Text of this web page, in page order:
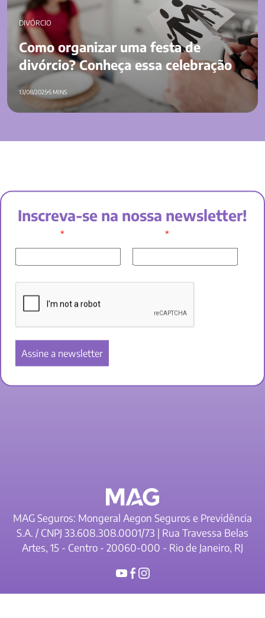
DIVÓRCIO
Como organizar uma festa de
divórcio? Conheça essa celebração
13/08/20255 MINS
Inscreva-se na nossa newsletter!
* *
MAG Seguros: Mongeral Aegon Seguros e Previdência
S.A. / CNPJ 33.608.308.0001/73 | Rua Travessa Belas
Artes, 15 - Centro - 20060-000 - Rio de Janeiro, RJ